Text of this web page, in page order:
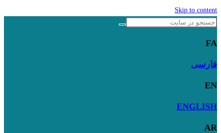
Skip to content
FA
فارسی
EN
ENGLISH
AR